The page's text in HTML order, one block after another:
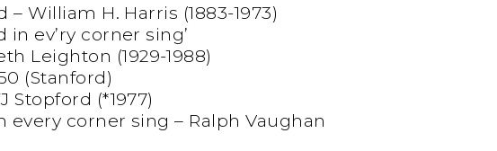
William H. Harris (1883-1973)
in ev’ry corner sing’
Leighton (1929-1988)
(Stanford)
Stopford (*1977)
corner sing – Ralph Vaughan